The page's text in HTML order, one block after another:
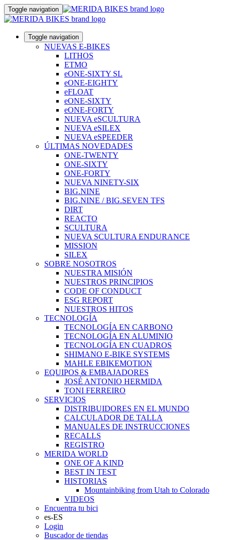
Toggle navigation
Toggle navigation
NUEVAS E-BIKES
LITHOS
ETMO
eONE-SIXTY SL
eONE-EIGHTY
eFLOAT
eONE-SIXTY
eONE-FORTY
NUEVA eSCULTURA
NUEVA eSILEX
NUEVA eSPEEDER
ÚLTIMAS NOVEDADES
ONE-TWENTY
ONE-SIXTY
ONE-FORTY
NUEVA NINETY-SIX
BIG.NINE
BIG.NINE / BIG.SEVEN TFS
DIRT
REACTO
SCULTURA
NUEVA SCULTURA ENDURANCE
MISSION
SILEX
SOBRE NOSOTROS
NUESTRA MISIÓN
NUESTROS PRINCIPIOS
CODE OF CONDUCT
ESG REPORT
NUESTROS HITOS
TECNOLOGÍA
TECNOLOGÍA EN CARBONO
TECNOLOGÍA EN ALUMINIO
TECNOLOGÍA EN CUADROS
SHIMANO E-BIKE SYSTEMS
MAHLE EBIKEMOTION
EQUIPOS & EMBAJADORES
JOSÉ ANTONIO HERMIDA
TONI FERREIRO
SERVICIOS
DISTRIBUIDORES EN EL MUNDO
CALCULADOR DE TALLA
MANUALES DE INSTRUCCIONES
RECALLS
REGISTRO
MERIDA WORLD
ONE OF A KIND
BEST IN TEST
HISTORIAS
Mountainbiking from Utah to Colorado
VIDEOS
Encuentra tu bici
es-ES
Login
Buscador de tiendas